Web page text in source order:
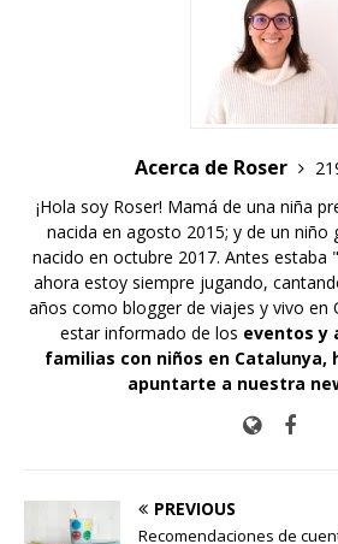
Acerca de Roser
¡Hola soy Roser! Mamá de una niña
nacida en agosto 2015; y de un niño
nacido en octubre 2017. Antes estaba
ahora estoy siempre jugando,
años como blogger de viajes y vivo en
estar informado de los eventos y
familias con niños en Catalunya,
apuntarte a nuestra
PREVIOUS
Recomendaciones de